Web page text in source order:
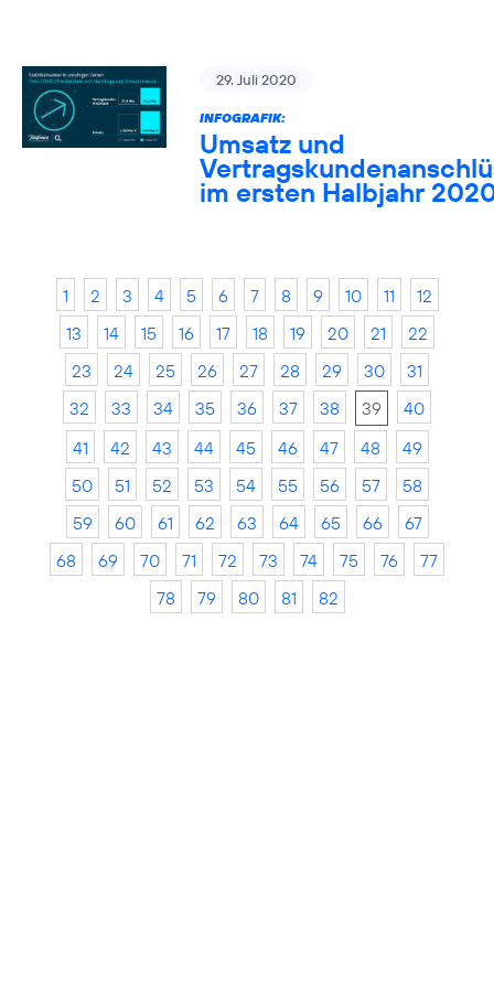
29. Juli 2020
INFOGRAFIK:
Umsatz und
im ersten Halbjahr
1 2 3 4 5 6 7 8 9 10 11
12
13
14 15 16 17 18 19 20 21
22
23
24 25 26 27 28 29 30
31
32
33 34 35 36 37 38 39
40
41
42 43 44 45 46 47 48
49
50
51 52 53 54 55 56 57
58
59
60 61 62 63 64 65 66
67
68
69 70 71 72 73 74 75 76
77
78
79 80 81 82